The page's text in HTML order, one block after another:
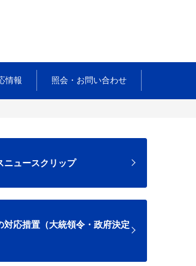
情報 照会・お問い合わせ
ニュースクリップ
対応措置（大統領令・政府決定